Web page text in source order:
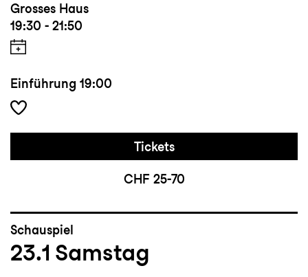
Grosses Haus
19:30 - 21:50
Einführung 19:00
Tickets
CHF 25-70
Schauspiel
23.1 Samstag